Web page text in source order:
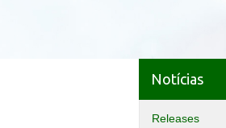
Notícias
Releases